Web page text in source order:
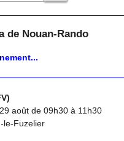
de Nouan-Rando
août de 09h30 à 11h30
le-Fuzelier